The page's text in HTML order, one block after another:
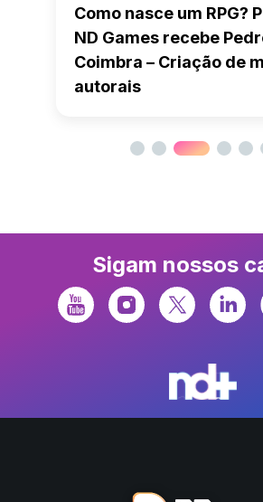
Como nasce um RPG?
ND Games recebe
Coimbra – Criação de
autorais
Sigam nossos